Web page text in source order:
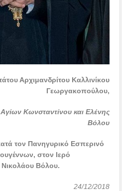
Αρχιμανδρίτου Καλλινίκου
Γεωργακοπούλου,
Κωνσταντίνου και Ελένης
Βόλου
τον Πανηγυρικό Εσπερινό
στον Ιερό
Νικολάου Βόλου.
24/12/2018